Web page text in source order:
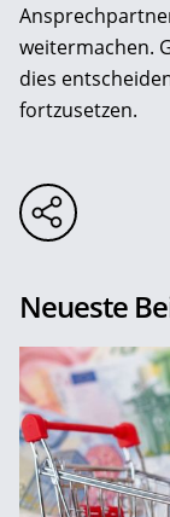
weitermachen.
dies
fortzusetzen.
Neueste